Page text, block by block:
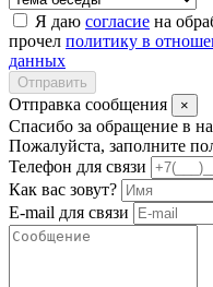
Я даю согласие на
прочел политику в
данных
Отправить
Отправка сообщения ×
Спасибо за обращение в
Пожалуйста, заполните
Телефон для связи
Как вас зовут?
E-mail для связи